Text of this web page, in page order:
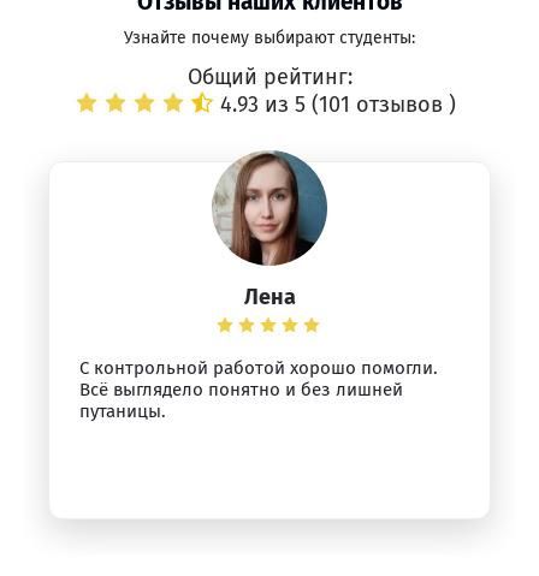
Узнайте почему выбирают студенты:
Общий рейтинг:
4.93 из 5 (101 отзывов )
Лена
С контрольной работой хорошо помогли.
Всё выглядело понятно и без лишней
путаницы.